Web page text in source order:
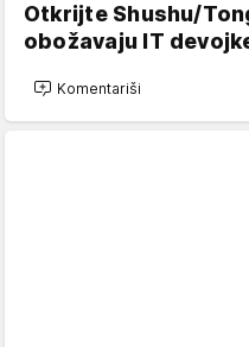
Otkrijte Shushu/
obožavaju IT
Komentariši